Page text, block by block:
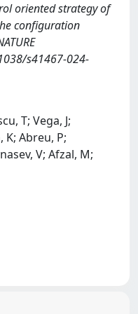
oriented strategy of
configuration
s41467-024-
T; Vega, J;
K; Abreu, P;
V; Afzal, M;